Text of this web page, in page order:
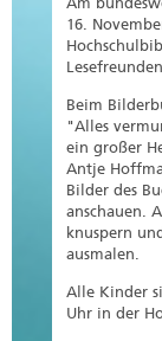
16.
Beim
"Alles
ein großer
Antje
Bilder des
anschauen.
knuspern
ausmalen.
Alle Kinder
Uhr in der